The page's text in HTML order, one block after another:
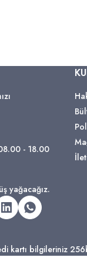
- 18.00
yağacağız.
kartı bilgileriniz